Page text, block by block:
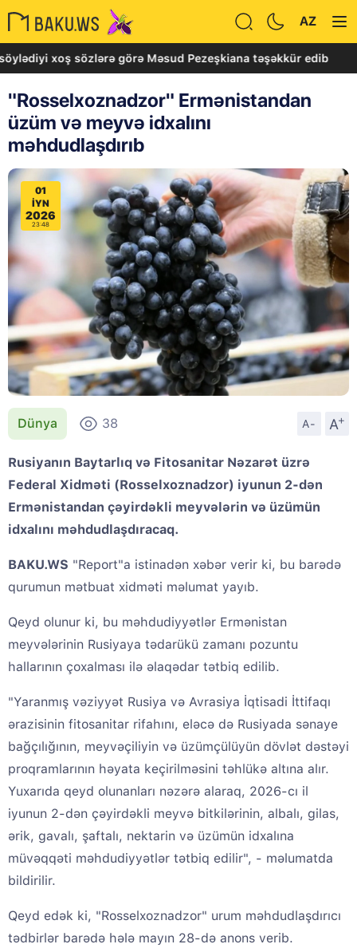
AZ
xoş sözlərə görə Məsud Pezeşkiana təşəkkür edib
"Rosselxoznadzor" Ermənistandan
üzüm və meyvə idxalını
məhdudlaşdırıb
01
IYN
2026
23:48
Dünya 38 A- A
+
Rusiyanın Baytarlıq və Fitosanitar Nəzarət üzrə
Federal Xidməti (Rosselxoznadzor) iyunun 2-dən
Ermənistandan çəyirdəkli meyvələrin və üzümün
idxalını məhdudlaşdıracaq.
BAKU.WS "Report"a istinadən xəbər verir ki, bu barədə
qurumun mətbuat xidməti məlumat yayıb.
Qeyd olunur ki, bu məhdudiyyətlər Ermənistan
meyvələrinin Rusiyaya tədarükü zamanı pozuntu
hallarının çoxalması ilə əlaqədar tətbiq edilib.
"Yaranmış vəziyyət Rusiya və Avrasiya İqtisadi İttifaqı
ərazisinin fitosanitar rifahını, eləcə də Rusiyada sənaye
bağçılığının, meyvəçiliyin və üzümçülüyün dövlət dəstəyi
proqramlarının həyata keçirilməsini təhlükə altına alır.
Yuxarıda qeyd olunanları nəzərə alaraq, 2026-cı il
iyunun 2-dən çəyirdəkli meyvə bitkilərinin, albalı, gilas,
ərik, gavalı, şaftalı, nektarin və üzümün idxalına
müvəqqəti məhdudiyyətlər tətbiq edilir", - məlumatda
bildirilir.
Qeyd edək ki, "Rosselxoznadzor" urum məhdudlaşdırıcı
tədbirlər barədə hələ mayın 28-də anons verib.